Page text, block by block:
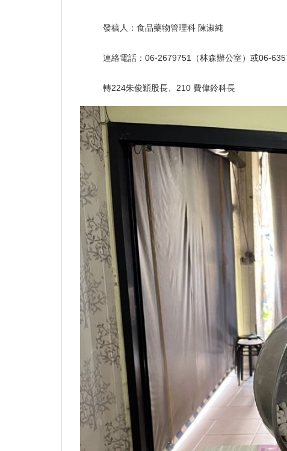
發稿人：食品藥物管理科 陳淑純
連絡電話：06-2679751（林森辦公室）或06-
轉224朱俊穎股長、210 費偉鈴科長